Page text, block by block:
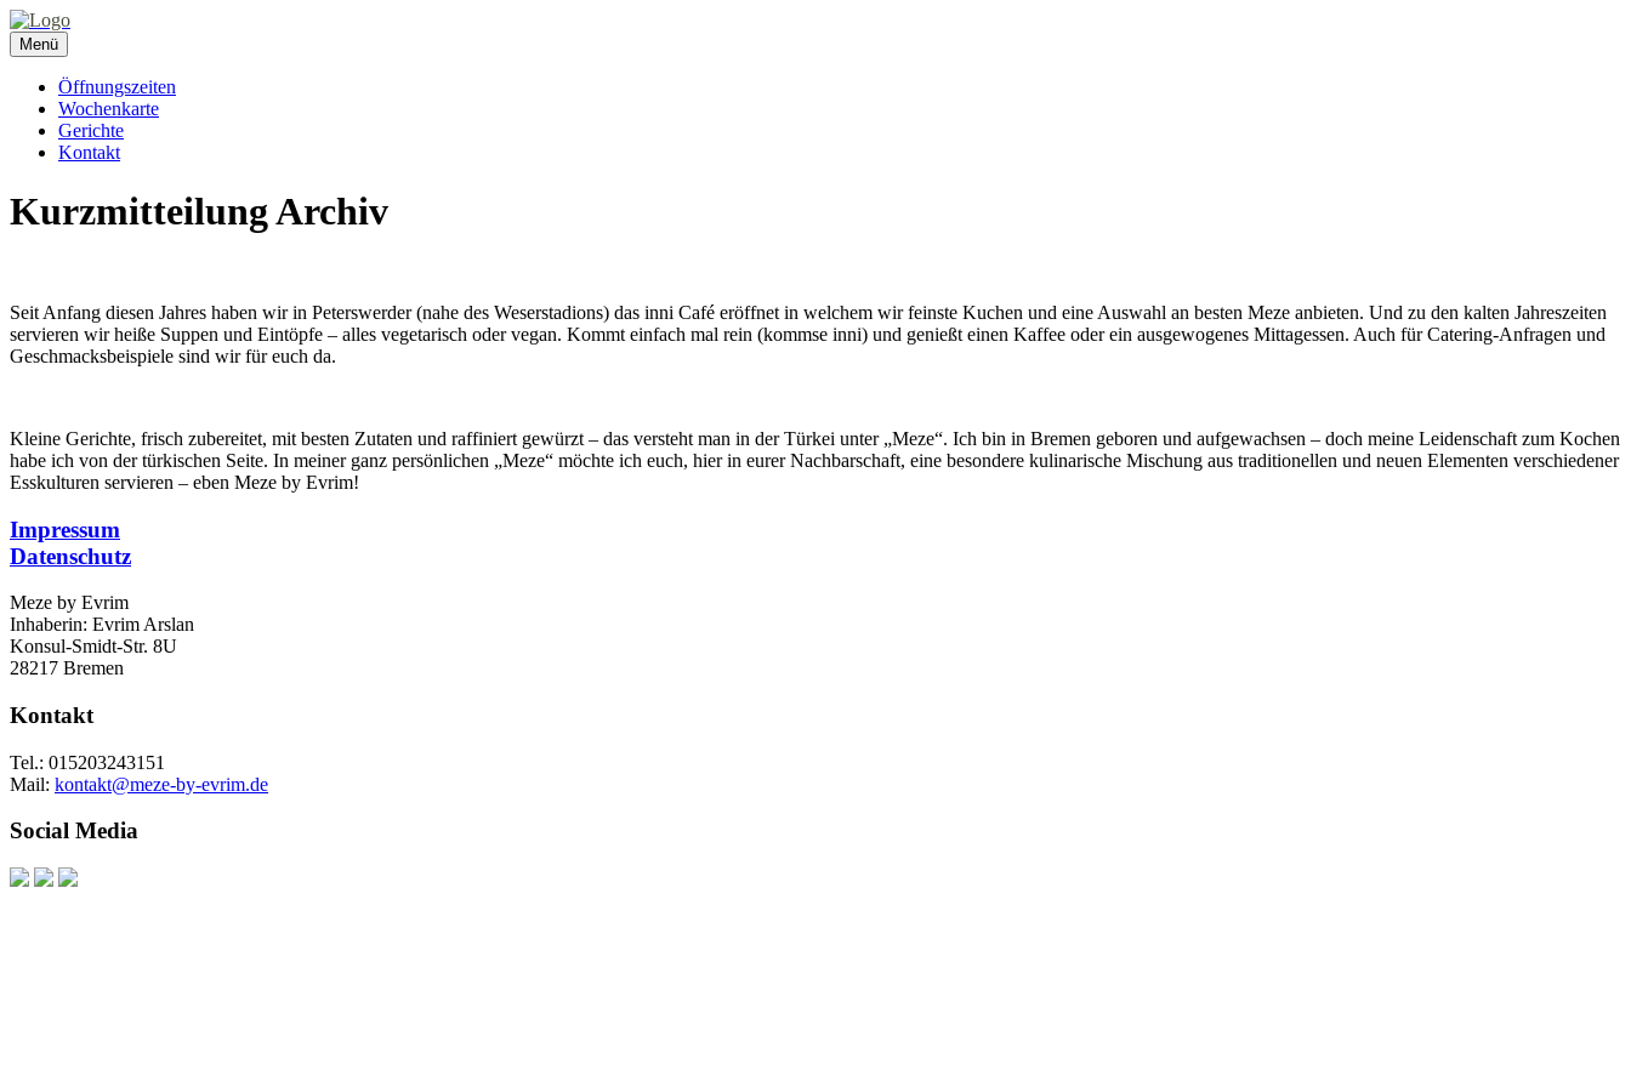
Menü Springe
zum
Inhalt
Öffnungszeiten
Wochenkarte
Gerichte
Kontakt
KurzmitteilungArchiv
Seit Anfang diesen Jahres haben wir in Peterswerder (nahe des Weserstadions) das inni Café eröffnet in welchem wir feinste Kuchen und eine Auswahl an besten Meze anbieten. Und zu den kalten Jahreszeiten
servieren wir heiße Suppen und Eintöpfe – alles vegetarisch oder vegan. Kommt einfach mal rein (kommse inni) und genießt einen Kaffee oder ein ausgewogenes Mittagessen. Auch für Catering-Anfragen und
Geschmacksbeispiele sind wir für euch da.
Kleine Gerichte, frisch zubereitet, mit besten Zutaten und raffiniert gewürzt – das versteht man in der Türkei unter „Meze“. Ich bin in Bremen geboren und aufgewachsen – doch meine Leidenschaft zum Kochen
habe ich von der türkischen Seite. In meiner ganz persönlichen „Meze“ möchte ich euch, hier in eurer Nachbarschaft, eine besondere kulinarische Mischung aus traditionellen und neuen Elementen verschiedener
Esskulturen servieren – eben Meze by Evrim!
Impressum
Datenschutz
Meze by Evrim
Inhaberin: Evrim Arslan
Konsul-Smidt-Str. 8U
28217 Bremen
Kontakt
Tel.: 015203243151
Mail: kontakt@meze-by-evrim.de
Social Media